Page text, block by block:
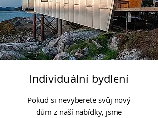
Individuální bydlení
Pokud si nevyberete svůj nový
dům z naší nabídky, jsme